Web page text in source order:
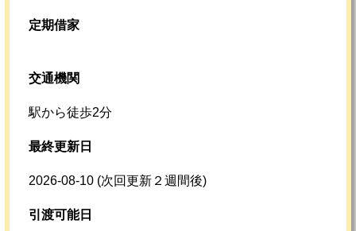
定期借家
交通機関
駅から徒歩2分
最終更新日
2026-08-10 (次回更新２週間後)
引渡可能日